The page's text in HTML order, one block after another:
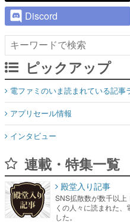
Discord
ピックアップ
電ファミのいま読まれている記事
アプリセール情報
インタビュー
連載・特集一覧
殿堂入り記事
SNS拡散数が数千以上
くの人々に読まれた、
した。